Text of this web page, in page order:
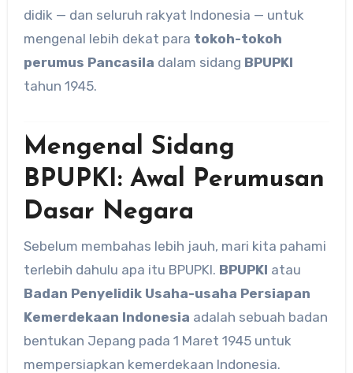
didik — dan seluruh rakyat Indonesia — untuk
mengenal lebih dekat para tokoh-tokoh
perumus Pancasila dalam sidang BPUPKI
tahun 1945.
Mengenal Sidang
BPUPKI: Awal Perumusan
Dasar Negara
Sebelum membahas lebih jauh, mari kita pahami
terlebih dahulu apa itu BPUPKI. BPUPKI atau
Badan Penyelidik Usaha-usaha Persiapan
Kemerdekaan Indonesia adalah sebuah badan
bentukan Jepang pada 1 Maret 1945 untuk
mempersiapkan kemerdekaan Indonesia.